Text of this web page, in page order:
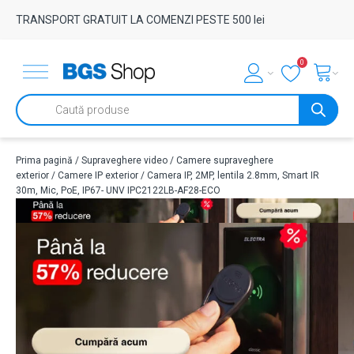
TRANSPORT GRATUIT LA COMENZI PESTE 500 lei
0
Products
search
Prima pagină / Supraveghere video / Camere supraveghere
exterior / Camere IP exterior / Camera IP, 2MP, lentila 2.8mm, Smart IR
30m, Mic, PoE, IP67- UNV IPC2122LB-AF28-ECO